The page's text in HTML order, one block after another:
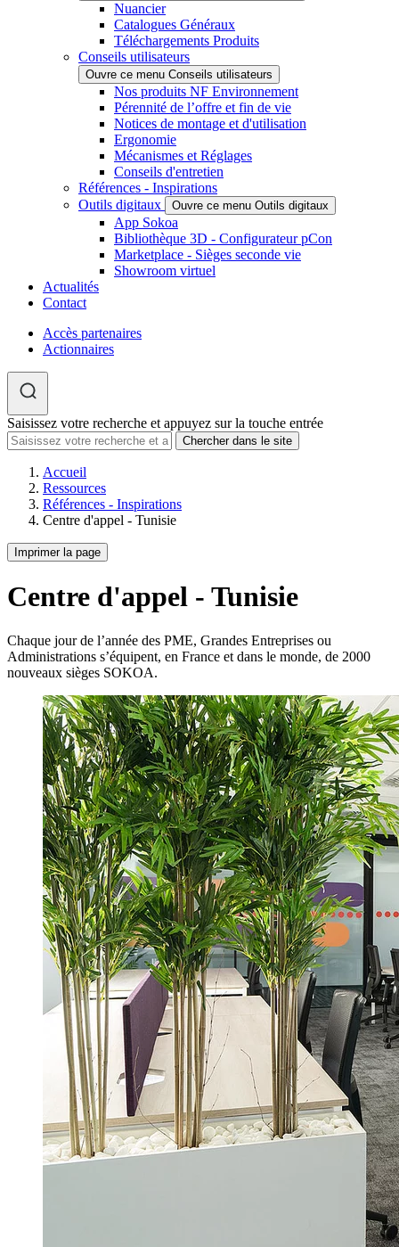
Nuancier
Catalogues Généraux
Téléchargements Produits
Conseils utilisateurs
Ouvre ce menu Conseils utilisateurs
Nos produits NF Environnement
Pérennité de l’offre et fin de vie
Notices de montage et d'utilisation
Ergonomie
Mécanismes et Réglages
Conseils d'entretien
Références - Inspirations
Outils digitaux
Ouvre ce menu Outils digitaux
App Sokoa
Bibliothèque 3D - Configurateur pCon
Marketplace - Sièges seconde vie
Showroom virtuel
Actualités
Contact
Accès partenaires
Actionnaires
Saisissez votre recherche et appuyez sur la touche entrée
Accueil
Ressources
Références - Inspirations
Centre d'appel - Tunisie
Imprimer la page
Centre d'appel - Tunisie
Chaque jour de l’année des PME, Grandes Entreprises ou
Administrations s’équipent, en France et dans le monde, de 2000
nouveaux sièges SOKOA.